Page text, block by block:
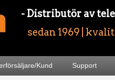
- Distributör av
sedan 1969 |
Kund Support